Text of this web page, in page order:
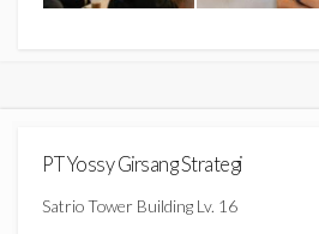
PT Yossy Girsang Strategi
Satrio Tower Building Lv. 16